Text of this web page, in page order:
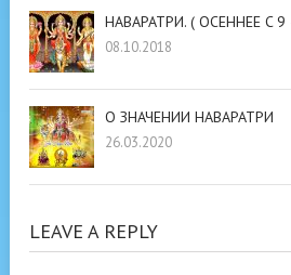
НАВАРАТРИ. ( ОСЕННЕЕ C
08.10.2018
О ЗНАЧЕНИИ НАВАРАТРИ
26.03.2020
LEAVE A REPLY